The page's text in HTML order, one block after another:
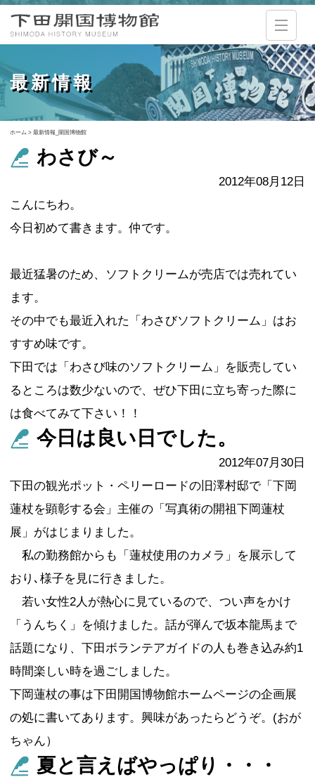
最新情報
ホーム > 最新情報_開国博物館
わさび～
2012年08月12日
こんにちわ。
今日初めて書きます。仲です。
最近猛暑のため、ソフトクリームが売店では売れてい
ます。
その中でも最近入れた「わさびソフトクリーム」はお
すすめ味です。
下田では「わさび味のソフトクリーム」を販売してい
るところは数少ないので、ぜひ下田に立ち寄った際に
は食べてみて下さい！！
今日は良い日でした。
2012年07月30日
下田の観光ポット・ペリーロードの旧澤村邸で「下岡
蓮杖を顕彰する会」主催の「写真術の開祖下岡蓮杖
展」がはじまりました。
私の勤務館からも「蓮杖使用のカメラ」を展示して
おり､様子を見に行きました。
若い女性2人が熱心に見ているので、つい声をかけ
「うんちく」を傾けました。話が弾んで坂本龍馬まで
話題になり、下田ボランテアガイドの人も巻き込み約1
時間楽しい時を過ごしました。
下岡蓮杖の事は下田開国博物館ホームページの企画展
の処に書いてあります。興味があったらどうぞ。(おが
ちゃん）
夏と言えばやっぱり・・・